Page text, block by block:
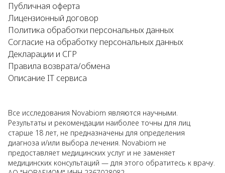
Публичная оферта
Лицензионный договор
Политика обработки персональных данных
Согласие на обработку персональных данных
Декларации и СГР
Правила возврата/обмена
Описание IT сервиса
Все исследования Novabiom являются научными.
Результаты и рекомендации наиболее точны для лиц
старше 18 лет, не предназначены для определения
диагноза и/или выбора лечения. Novabiom не
предоставляет медицинских услуг и не заменяет
медицинских консультаций — для этого обратитесь к врачу.